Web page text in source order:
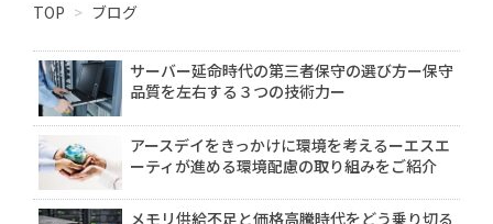
TOP ブログ
サーバー延命時代の第三者保守の選び方ー保守
品質を左右する３つの技術力ー
アースデイをきっかけに環境を考えるーエスエ
ーティが進める環境配慮の取り組みをご紹介
メモリ供給不足と価格高騰時代をどう乗り切る